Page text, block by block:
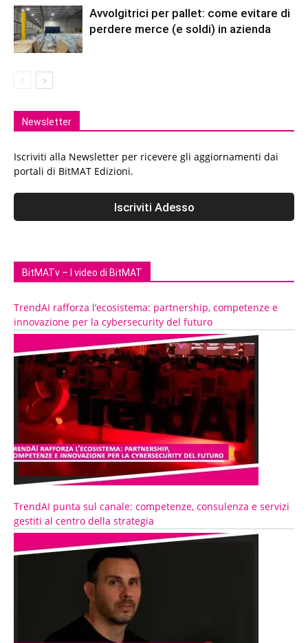
Avvolgitrici per pallet: come evitare di
perdere merce (e soldi) in azienda
Newsletter
Iscriviti alla Newsletter per ricevere gli aggiornamenti dai
portali di BitMAT Edizioni.
BitMATv – I video di BitMAT
TrendAI rafforza l’ecosistema: partnership, competenze e
innovazione per la cybersecurity del futuro
TrendAI punta sul canale: competenze, consulenza e servizi
gestiti al centro della strategia